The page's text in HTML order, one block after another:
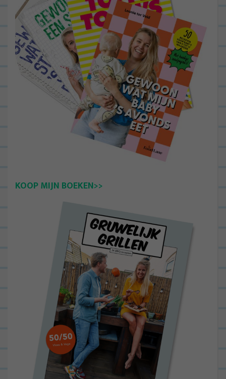
KOOP MIJN BOEKEN>>